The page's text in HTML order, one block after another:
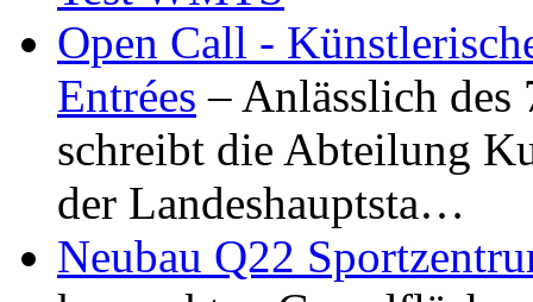
Open Call -
Entrées – Anlässlich
schreibt die Abteilung
der Landeshauptsta…
Neubau Q22